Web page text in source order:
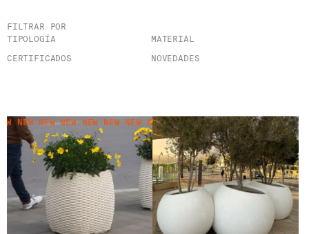
FILTRAR POR
TIPOLOGÍA
MATERIAL
CERTIFICADOS
NOVEDADES
NEW NEW NEW NEW NEW NEW NEW NEW NEW NEW NEW NEW NEW